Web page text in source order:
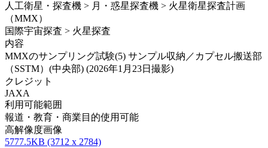
人工衛星・探査機 > 月・惑星探査機 > 火星衛星探査計画
（MMX）
国際宇宙探査 > 火星探査
内容
MMXのサンプリング試験(5) サンプル収納／カプセル搬送部
（SSTM）(中央部) (2026年1月23日撮影)
クレジット
JAXA
利用可能範囲
報道・教育・商業目的使用可能
高解像度画像
5777.5KB (3712 x 2784)